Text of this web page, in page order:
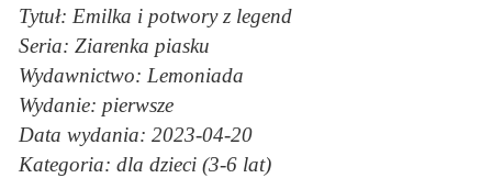
Tytuł: Emilka i potwory z legend
Seria: Ziarenka piasku
Wydawnictwo: Lemoniada
Wydanie: pierwsze
Data wydania: 2023-04-20
Kategoria: dla dzieci (3-6 lat)